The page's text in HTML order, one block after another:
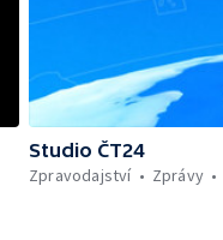
Studio ČT24
Zpravodajství
Zprávy